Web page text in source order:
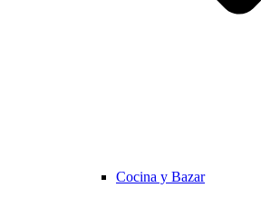
Cocina y Bazar